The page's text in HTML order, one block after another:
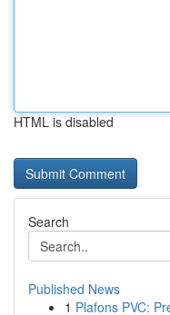
HTML is disabled
Search
Published News
1 Plafons PVC: